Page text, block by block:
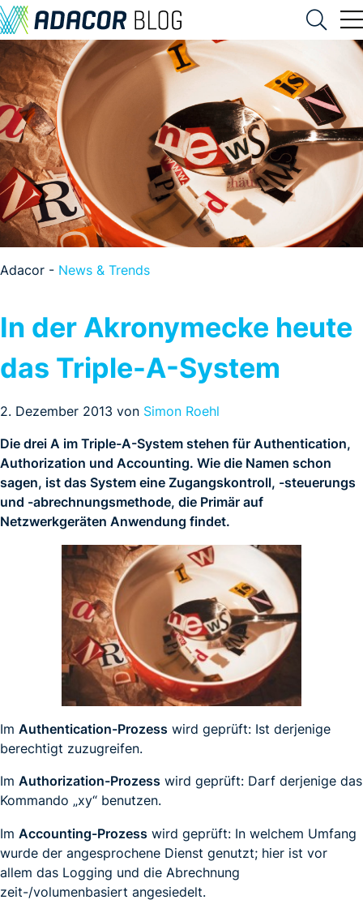
Adacor - News & Trends
In der Akronymecke heute
das Triple-A-System
2. Dezember 2013 von Simon Roehl
Die drei A im Triple-A-System stehen für Authentication,
Authorization und Accounting. Wie die Namen schon
sagen, ist das System eine Zugangskontroll, -steuerungs
und -abrechnungsmethode, die Primär auf
Netzwerkgeräten Anwendung findet.
Im Authentication-Prozess wird geprüft: Ist derjenige
berechtigt zuzugreifen.
Im Authorization-Prozess wird geprüft: Darf derjenige das
Kommando „xy“ benutzen.
Im Accounting-Prozess wird geprüft: In welchem Umfang
wurde der angesprochene Dienst genutzt; hier ist vor
allem das Logging und die Abrechnung
zeit-/volumenbasiert angesiedelt.